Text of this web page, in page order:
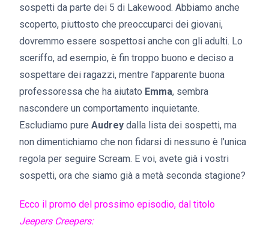
sospetti da parte dei 5 di Lakewood. Abbiamo anche
scoperto, piuttosto che preoccuparci dei giovani,
dovremmo essere sospettosi anche con gli adulti. Lo
sceriffo, ad esempio, è fin troppo buono e deciso a
sospettare dei ragazzi, mentre l’apparente buona
professoressa che ha aiutato Emma, sembra
nascondere un comportamento inquietante.
Escludiamo pure Audrey dalla lista dei sospetti, ma
non dimentichiamo che non fidarsi di nessuno è l’unica
regola per seguire Scream. E voi, avete già i vostri
sospetti, ora che siamo già a metà seconda stagione?
Ecco il promo del prossimo episodio, dal titolo
Jeepers Creepers: